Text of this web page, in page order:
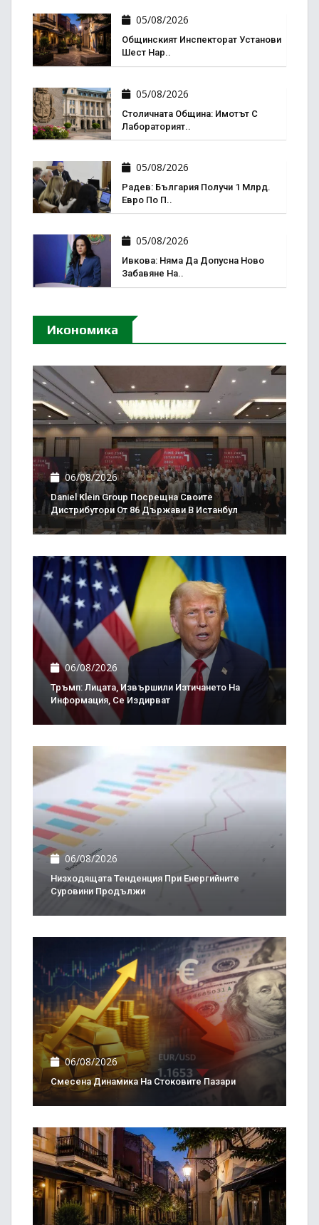
05/08/2026
Общинският Инспекторат Установи
Шест Нар..
05/08/2026
Столичната Община: Имотът С
Лабораторият..
05/08/2026
Радев: България Получи 1 Млрд.
Евро По П..
05/08/2026
Ивкова: Няма Да Допусна Ново
Забавяне На..
Икономика
06/08/2026
Daniel Klein Group Посрещна Своите
Дистрибутори От 86 Държави В Истанбул
06/08/2026
Тръмп: Лицата, Извършили Изтичането На
Информация, Се Издирват
06/08/2026
Низходящата Тенденция При Енергийните
Суровини Продължи
06/08/2026
Смесена Динамика На Стоковите Пазари